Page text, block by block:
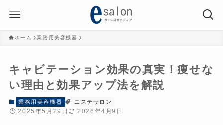
ホーム 業務用美容機器
キャビテーション効果の真実！痩せな
い理由と効果アップ法を解説
業務用美容機器 エステサロン
2025年5月29日 2026年4月9日